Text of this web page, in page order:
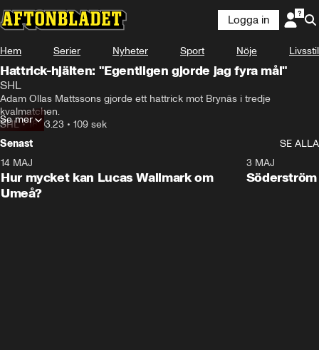
Logga in
Hem Serier Nyheter Sport Nöje Livsstil
Hattrick-hjälten: "Egentligen gjorde jag fyra mål"
SHL
Adam Ollas Mattssons gjorde ett hattrick mot Brynäs i tredje
kvalmatchen.
SHL•18.03.23 • 109 sek
Se mer
Senast
SE ALLA
Plus
14 MAJ
Hur mycket kan Lucas Wallmark om
Umeå?
3 MAJ